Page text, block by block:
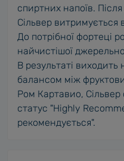
спиртних напоїв.
Сільвер витримується
До потрібної фортеці
найчистішої
В результаті виходить
балансом між
Ром Картавио, Сільвер
статус "Highly
рекомендується".